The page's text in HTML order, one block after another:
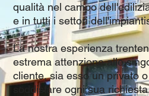
qualità nel campo
e in tutti i settori
La nostra esperienza
estrema attenzione alle
cliente, sia esso un privato
soddisfare ognisua